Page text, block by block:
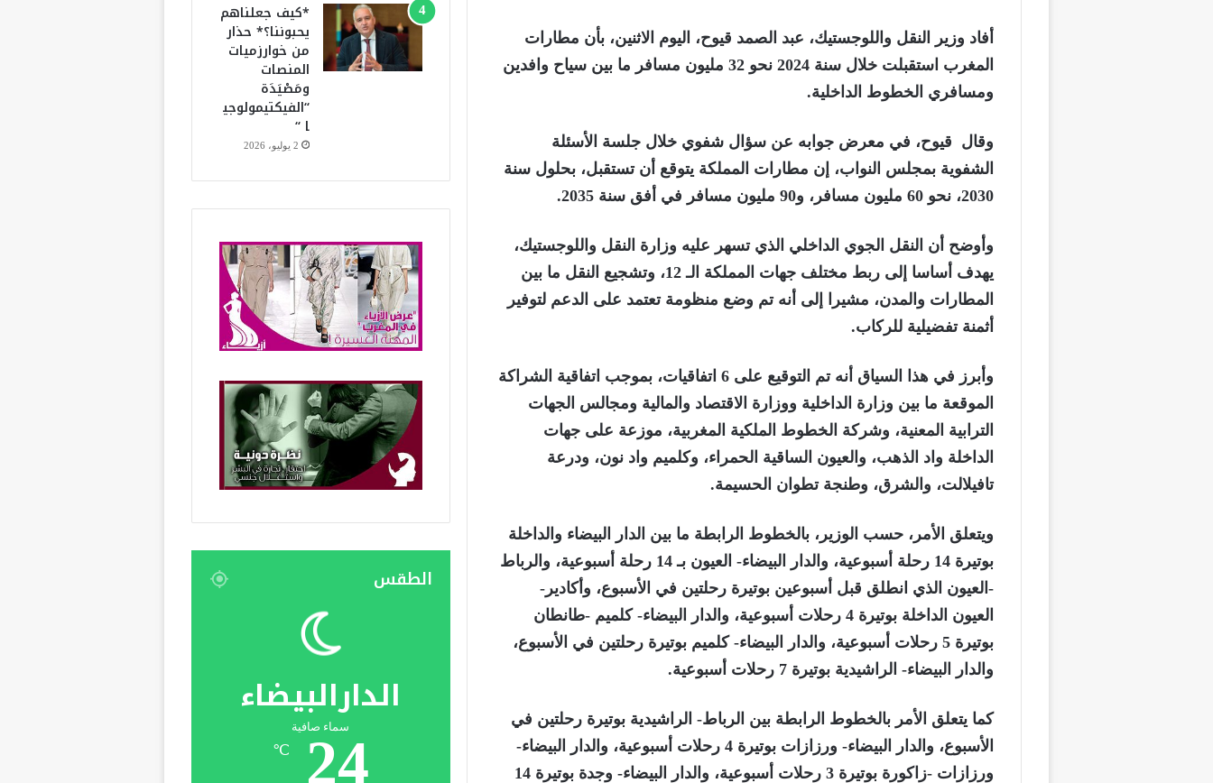
أفاد وزير النقل واللوجستيك، عبد الصمد قيوح، اليوم الاثنين، بأن مطارات
المغرب استقبلت خلال سنة 2024 نحو 32 مليون مسافر ما بين سياح وافدين
ومسافري الخطوط الداخلية.
وقال قيوح، في معرض جوابه عن سؤال شفوي خلال جلسة الأسئلة
الشفوية بمجلس النواب، إن مطارات المملكة يتوقع أن تستقبل، بحلول سنة
2030، نحو 60 مليون مسافر، و90 مليون مسافر في أفق سنة 2035.
وأوضح أن النقل الجوي الداخلي الذي تسهر عليه وزارة النقل واللوجستيك،
يهدف أساسا إلى ربط مختلف جهات المملكة الـ 12، وتشجيع النقل ما بين
المطارات والمدن، مشيرا إلى أنه تم وضع منظومة تعتمد على الدعم لتوفير
أثمنة تفضيلية للركاب.
وأبرز في هذا السياق أنه تم التوقيع على 6 اتفاقيات، بموجب اتفاقية الشراكة
الموقعة ما بين وزارة الداخلية ووزارة الاقتصاد والمالية ومجالس الجهات
الترابية المعنية، وشركة الخطوط الملكية المغربية، موزعة على جهات
الداخلة واد الذهب، والعيون الساقية الحمراء، وكلميم واد نون، ودرعة
تافيلالت، والشرق، وطنجة تطوان الحسيمة.
ويتعلق الأمر، حسب الوزير، بالخطوط الرابطة ما بين الدار البيضاء والداخلة
بوتيرة 14 رحلة أسبوعية، والدار البيضاء- العيون بـ 14 رحلة أسبوعية، والرباط
-العيون الذي انطلق قبل أسبوعين بوتيرة رحلتين في الأسبوع، وأكادير-
العيون الداخلة بوتيرة 4 رحلات أسبوعية، والدار البيضاء- كلميم -طانطان
بوتيرة 5 رحلات أسبوعية، والدار البيضاء- كلميم بوتيرة رحلتين في الأسبوع،
والدار البيضاء- الراشيدية بوتيرة 7 رحلات أسبوعية.
كما يتعلق الأمر بالخطوط الرابطة بين الرباط- الراشيدية بوتيرة رحلتين في
الأسبوع، والدار البيضاء- ورزازات بوتيرة 4 رحلات أسبوعية، والدار البيضاء-
ورزازات -زاكورة بوتيرة 3 رحلات أسبوعية، والدار البيضاء- وجدة بوتيرة 14
*كيف جعلناهم
يحبوننا؟* حذار
من خوارزميات
المنصات
ومَصْيَدَة
“الفيكتيمولوجي
ا “
2 يوليو، 2026
الطقس
الدارالبيضاء
سماء صافية
24
℃